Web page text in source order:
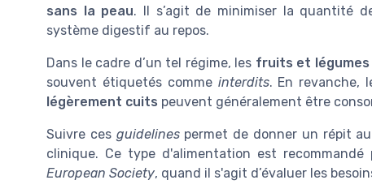
sans la peau. Il s’agit de minimiser la quantité
système digestif au repos.
Dans le cadre d’un tel régime, les fruits et légumes
souvent étiquetés comme interdits. En revanche,
légèrement cuits peuvent généralement être
Suivre ces guidelinespermet de donner un répit
clinique. Ce type d'alimentation est
European Society, quand il s'agit d’évaluer les